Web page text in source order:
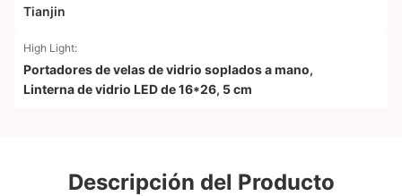
Tianjin
High Light:
Portadores de velas de vidrio soplados a mano,
Linterna de vidrio LED de 16*26, 5 cm
Descripción del Producto